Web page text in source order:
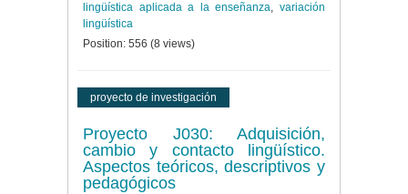
lingüística aplicada a la enseñanza,variación
lingüística
Position: 556 (8 views)
proyecto de investigación
Proyecto J030: Adquisición,
cambio y contacto lingüístico.
Aspectos teóricos, descriptivos y
pedagógicos